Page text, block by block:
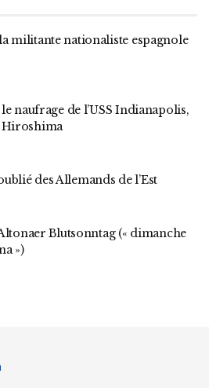
militante nationaliste espagnole
naufrage de l’USS Indianapolis,
Hiroshima
des Allemands de l’Est
Blutsonntag (« dimanche
»)